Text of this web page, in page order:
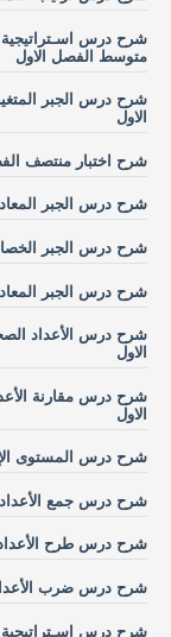
شرح درس اسـتراتيجية
متوسط الفصل الاول
شرح درس الجبر
الاول
شرح اختبار منتصف
شرح درس الجبر
شرح درس الجبر
شرح درس الجبر
شرح درس الأعداد
الاول
شرح درس مقارنة
الاول
شرح درس المستوى
شرح درس جمع
شرح درس طرح
شرح درس ضرب
شرح درس اسـتراتيجية